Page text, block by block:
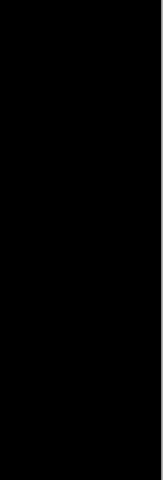
y general
fué producida en
Maharashtra,
India, Chandivali
Studios,
Studios, Mumbai,